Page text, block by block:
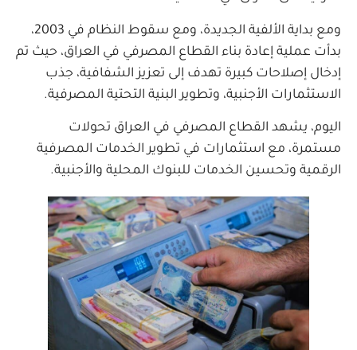
ومع بداية الألفية الجديدة، ومع سقوط النظام في 2003،
بدأت عملية إعادة بناء القطاع المصرفي في العراق، حيث تم
إدخال إصلاحات كبيرة تهدف إلى تعزيز الشفافية، جذب
الاستثمارات الأجنبية، وتطوير البنية التحتية المصرفية.
اليوم، يشهد القطاع المصرفي في العراق تحولات
مستمرة، مع استثمارات في تطوير الخدمات المصرفية
الرقمية وتحسين الخدمات للبنوك المحلية والأجنبية.